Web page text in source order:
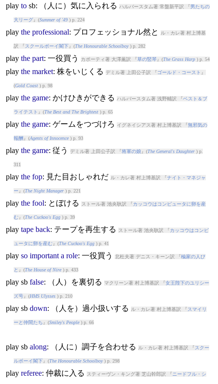
play tosb: （人に）気に入られる ハルバースタム著 常盤新平訳 『 男たちの
大リーグ』(Summer of '49) p. 224
play the professional: プロフェッショナル然と ル・カレ著 村上博基
訳 『 スクールボーイ閣下 』(The Honourable Schoolboy) p. 282
play the part: 一役買う カポーティ著 大澤薫訳 『草の竪琴』(The Grass Harp) p. 54
play the market: 株をいじくる デミル著 上田公子訳 『 ゴールド・コースト 』
(Gold Coast) p. 98
play the game: かけひきができる ハルバースタム著 浅野輔訳 『ベスト＆ブ
ライテスト 』(The Best and The Brightest) p. 65
play the game: ゲームをつづけろ イグネイシアス著 村上博基訳 『無邪気の
報酬 』(Agents of Innocence) p. 93
play the game: 従う デミル著 上田公子訳 『将軍の娘 』(The General's Daughter) p.
311
play the fop: 見た目おしゃれだ ル・カレ著 村上博基訳 『ナイト・マネジャ
ー 』(The Night Manager) p. 221
play the fool: とぼける ストール著 池央耿訳 『 カッコウはコンピュータに卵を産
む』(The Cuckoo's Egg) p. 39
play tape back: テープを再生する ストール著 池央耿訳 『 カッコウはコンピ
ュータに卵を産む』(The Cuckoo's Egg) p. 41
play so important a role: 一役買う 北杜夫著 デニス・キーン訳 『楡家の人び
と 』(The House of Nire) p. 433
playsb false: （人）を裏切る マクリーン著 村上博基訳 『女王陛下のユリシー
ズ号』(HMS Ulysses) p. 210
playsb down: （人を）過小扱いする ル・カレ著 村上博基訳 『 スマイリ
ーと仲間たち 』(Smiley's People) p. 66
playsb along: （人に）調子を合わせる ル・カレ著 村上博基訳 『 スクー
ルボーイ閣下 』(The Honourable Schoolboy) p. 298
play referee: 仲裁に入る スティーヴン・キング著 芝山幹郎訳 『 ニードフル・シ